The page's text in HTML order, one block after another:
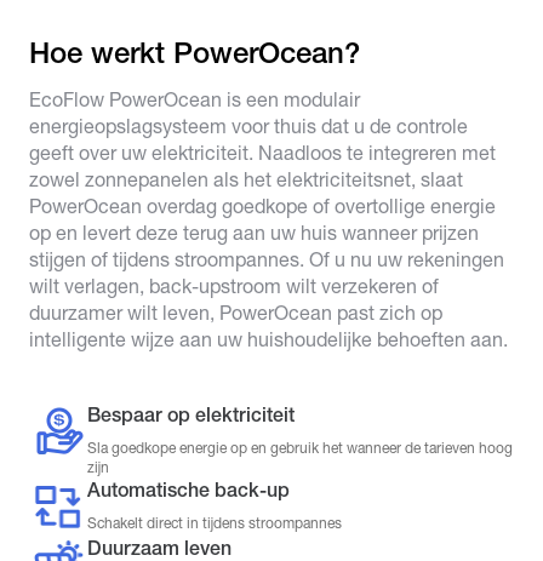
Hoe werkt PowerOcean?
EcoFlow PowerOcean is een modulair
energieopslagsysteem voor thuis dat u de controle
geeft over uw elektriciteit. Naadloos te integreren met
zowel zonnepanelen als het elektriciteitsnet, slaat
PowerOcean overdag goedkope of overtollige energie
op en levert deze terug aan uw huis wanneer prijzen
stijgen of tijdens stroompannes. Of u nu uw rekeningen
wilt verlagen, back-upstroom wilt verzekeren of
duurzamer wilt leven, PowerOcean past zich op
intelligente wijze aan uw huishoudelijke behoeften aan.
Bespaar op elektriciteit
Sla goedkope energie op en gebruik het wanneer de tarieven hoog
zijn
Automatische back-up
Schakelt direct in tijdens stroompannes
Duurzaam leven